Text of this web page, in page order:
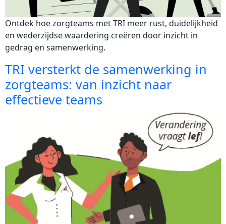
Ontdek hoe zorgteams met TRI meer rust, duidelijkheid
en wederzijdse waardering creëren door inzicht in
gedrag en samenwerking.
TRI versterkt de samenwerking in
zorgteams: van inzicht naar
effectieve teams